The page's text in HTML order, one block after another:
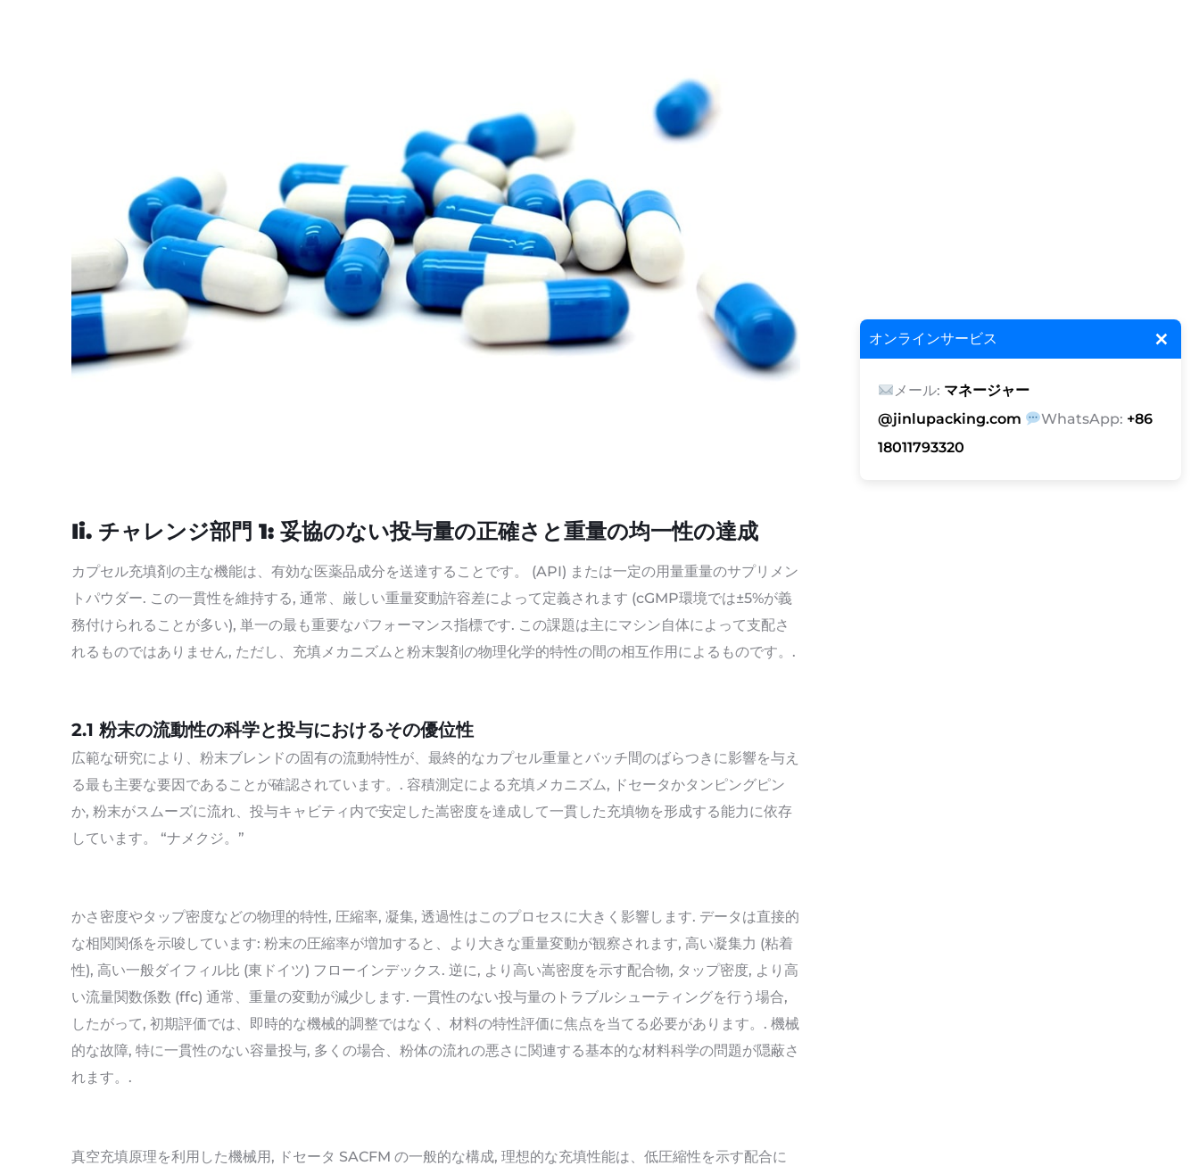
×
オンラインサービス
メール: マネージャー
@jinlupacking.com
WhatsApp: +86
18011793320
Ii. チャレンジ部門 1: 妥協のない投与量の正確さと重量の均一性の達成
カプセル充填剤の主な機能は、有効な医薬品成分を送達することです。 (API) または一定の用量重量のサプリメン
トパウダー. この一貫性を維持する, 通常、厳しい重量変動許容差によって定義されます (cGMP環境では±5%が義
務付けられることが多い), 単一の最も重要なパフォーマンス指標です. この課題は主にマシン自体によって支配さ
れるものではありません, ただし、充填メカニズムと粉末製剤の物理化学的特性の間の相互作用によるものです。.
2.1 粉末の流動性の科学と投与におけるその優位性
広範な研究により、粉末ブレンドの固有の流動特性が、最終的なカプセル重量とバッチ間のばらつきに影響を与え
る最も主要な要因であることが確認されています。. 容積測定による充填メカニズム, ドセータかタンピングピン
か, 粉末がスムーズに流れ、投与キャビティ内で安定した嵩密度を達成して一貫した充填物を形成する能力に依存
しています。 “ナメクジ。”
かさ密度やタップ密度などの物理的特性, 圧縮率, 凝集, 透過性はこのプロセスに大きく影響します. データは直接的
な相関関係を示唆しています: 粉末の圧縮率が増加すると、より大きな重量変動が観察されます, 高い凝集力 (粘着
性), 高い一般ダイフィル比 (東ドイツ) フローインデックス. 逆に, より高い嵩密度を示す配合物, タップ密度, より高
い流量関数係数 (ffc) 通常、重量の変動が減少します. 一貫性のない投与量のトラブルシューティングを行う場合,
したがって, 初期評価では、即時的な機械的調整ではなく、材料の特性評価に焦点を当てる必要があります。. 機械
的な故障, 特に一貫性のない容量投与, 多くの場合、粉体の流れの悪さに関連する基本的な材料科学の問題が隠蔽さ
れます。.
真空充填原理を利用した機械用, ドセータ SACFM の一般的な構成, 理想的な充填性能は、低圧縮性を示す配合に